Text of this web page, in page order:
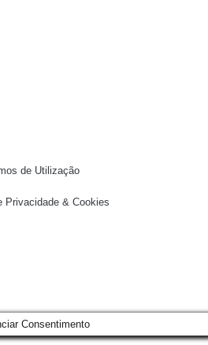
de Utilização
Privacidade & Cookies
Consentimento